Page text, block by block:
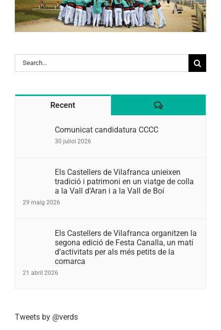
Search
for:
Recent Comentaris
Comunicat candidatura CCCC
30 juliol 2026
Els Castellers de Vilafranca unieixen
tradició i patrimoni en un viatge de colla
a la Vall d’Aran i a la Vall de Boí
29 maig 2026
Els Castellers de Vilafranca organitzen la
segona edició de Festa Canalla, un matí
d’activitats per als més petits de la
comarca
21 abril 2026
Tweets by @verds